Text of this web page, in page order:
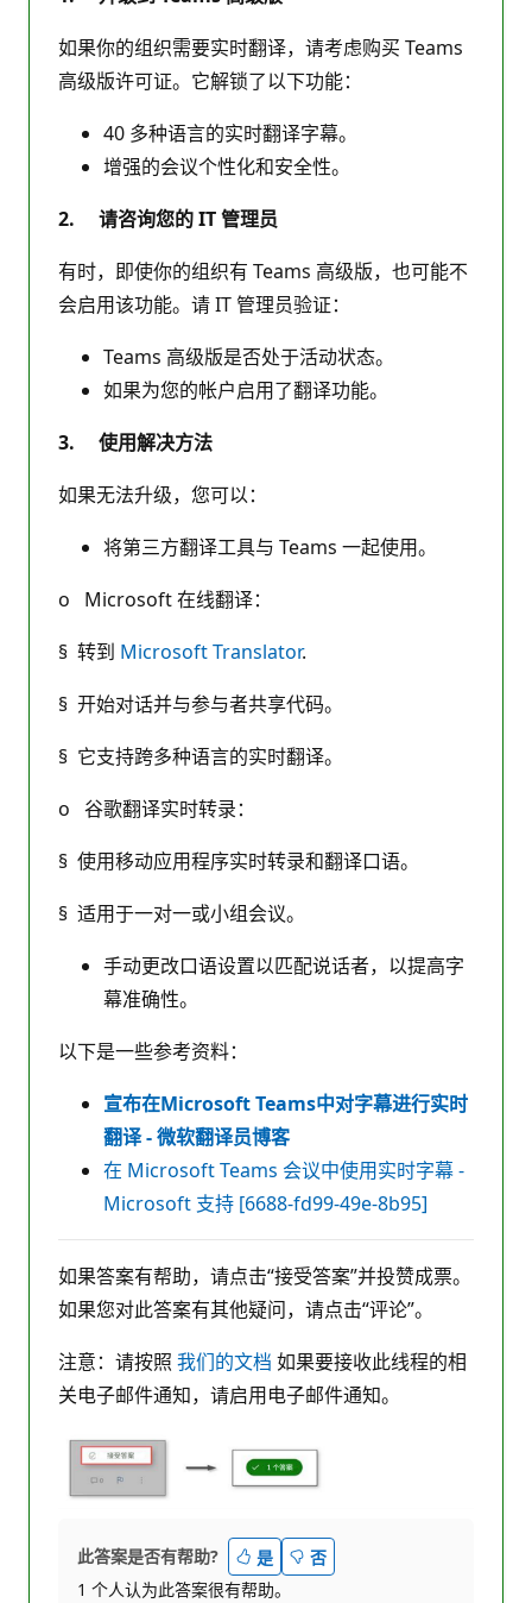
如果你的组织需要实时翻译，请考虑购买 Teams
高级版许可证。它解锁了以下功能：
40 多种语言的实时翻译字幕。
增强的会议个性化和安全性。
2. 请咨询您的 IT 管理员
有时，即使你的组织有 Teams 高级版，也可能不
会启用该功能。请 IT 管理员验证：
Teams 高级版是否处于活动状态。
如果为您的帐户启用了翻译功能。
3. 使用解决方法
如果无法升级，您可以：
将第三方翻译工具与 Teams 一起使用。
o Microsoft 在线翻译：
§ 转到 Microsoft Translator.
§ 开始对话并与参与者共享代码。
§ 它支持跨多种语言的实时翻译。
o 谷歌翻译实时转录：
§ 使用移动应用程序实时转录和翻译口语。
§ 适用于一对一或小组会议。
手动更改口语设置以匹配说话者，以提高字
幕准确性。
以下是一些参考资料：
宣布在Microsoft Teams中对字幕进行实时
翻译 - 微软翻译员博客
在 Microsoft Teams 会议中使用实时字幕 -
Microsoft 支持 [6688-fd99-49e-8b95]
如果答案有帮助，请点击“接受答案”并投赞成票。
如果您对此答案有其他疑问，请点击“评论”。
注意：请按照 我们的文档 如果要接收此线程的相
关电子邮件通知，请启用电子邮件通知。
此答案是否有帮助? 是
否
1 个人认为此答案很有帮助。